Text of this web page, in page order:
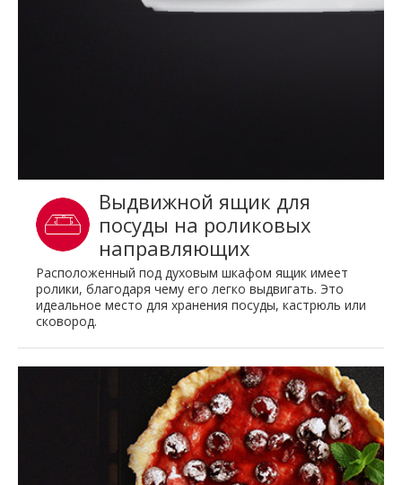
Выдвижной ящик для
посуды на роликовых
направляющих
Расположенный под духовым шкафом ящик имеет
ролики, благодаря чему его легко выдвигать. Это
идеальное место для хранения посуды, кастрюль или
сковород.